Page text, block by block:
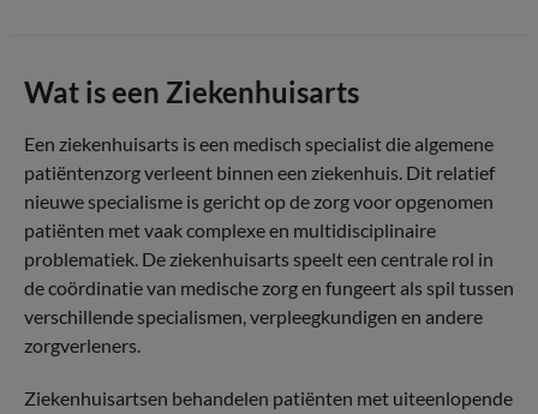
Wat is een Ziekenhuisarts
Een ziekenhuisarts is een medisch specialist die algemene
patiëntenzorg verleent binnen een ziekenhuis. Dit relatief
nieuwe specialisme is gericht op de zorg voor opgenomen
patiënten met vaak complexe en multidisciplinaire
problematiek. De ziekenhuisarts speelt een centrale rol in
de coördinatie van medische zorg en fungeert als spil tussen
verschillende specialismen, verpleegkundigen en andere
zorgverleners.
Ziekenhuisartsen behandelen patiënten met uiteenlopende